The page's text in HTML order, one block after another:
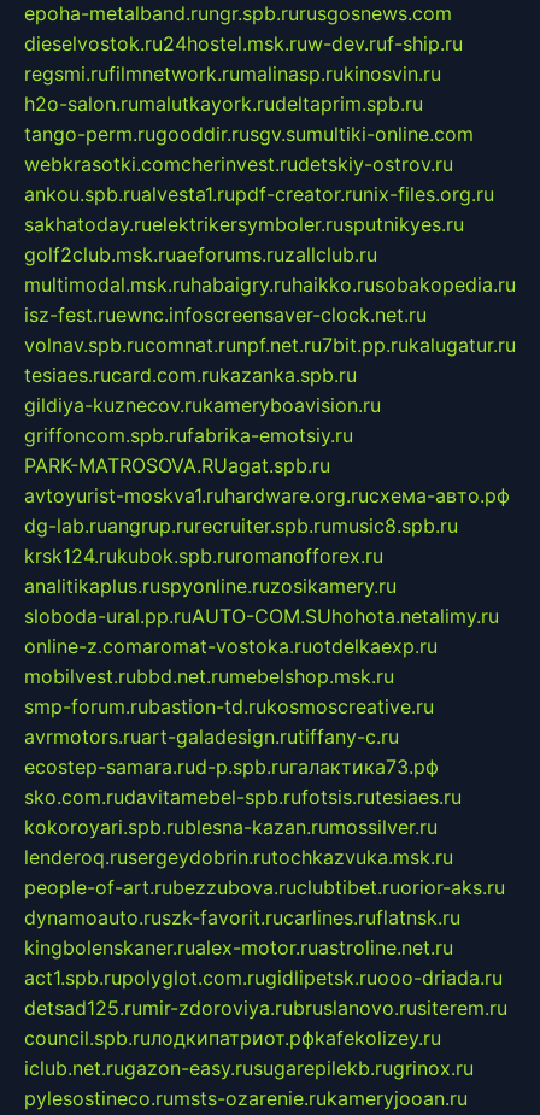
epoha-metalband.rungr.spb.rurusgosnews.com
dieselvostok.ru24hostel.msk.ruw-dev.ruf-ship.ru
regsmi.rufilmnetwork.rumalinasp.rukinosvin.ru
h2o-salon.rumalutkayork.rudeltaprim.spb.ru
tango-perm.rugooddir.rusgv.sumultiki-online.com
webkrasotki.comcherinvest.rudetskiy-ostrov.ru
ankou.spb.rualvesta1.rupdf-creator.runix-files.org.ru
sakhatoday.ruelektrikersymboler.rusputnikyes.ru
golf2club.msk.ruaeforums.ruzallclub.ru
multimodal.msk.ruhabaigry.ruhaikko.rusobakopedia.ru
isz-fest.ruewnc.infoscreensaver-clock.net.ru
volnav.spb.rucomnat.runpf.net.ru7bit.pp.rukalugatur.ru
tesiaes.rucard.com.rukazanka.spb.ru
gildiya-kuznecov.rukameryboavision.ru
griffoncom.spb.rufabrika-emotsiy.ru
PARK-MATROSOVA.RUagat.spb.ru
avtoyurist-moskva1.ruhardware.org.ruсхема-авто.рф
dg-lab.ruangrup.rurecruiter.spb.rumusic8.spb.ru
krsk124.rukubok.spb.ruromanofforex.ru
analitikaplus.ruspyonline.ruzosikamery.ru
sloboda-ural.pp.ruAUTO-COM.SUhohota.netalimy.ru
online-z.comaromat-vostoka.ruotdelkaexp.ru
mobilvest.rubbd.net.rumebelshop.msk.ru
smp-forum.rubastion-td.rukosmoscreative.ru
avrmotors.ruart-galadesign.rutiffany-c.ru
ecostep-samara.rud-p.spb.ruгалактика73.рф
sko.com.rudavitamebel-spb.rufotsis.rutesiaes.ru
kokoroyari.spb.rublesna-kazan.rumossilver.ru
lenderoq.rusergeydobrin.rutochkazvuka.msk.ru
people-of-art.rubezzubova.ruclubtibet.ruorior-aks.ru
dynamoauto.ruszk-favorit.rucarlines.ruflatnsk.ru
kingbolenskaner.rualex-motor.ruastroline.net.ru
act1.spb.rupolyglot.com.rugidlipetsk.ruooo-driada.ru
detsad125.rumir-zdoroviya.rubruslanovo.rusiterem.ru
council.spb.ruлодкипатриот.рфkafekolizey.ru
iclub.net.rugazon-easy.rusugarepilekb.rugrinox.ru
pylesostineco.rumsts-ozarenie.rukameryjooan.ru